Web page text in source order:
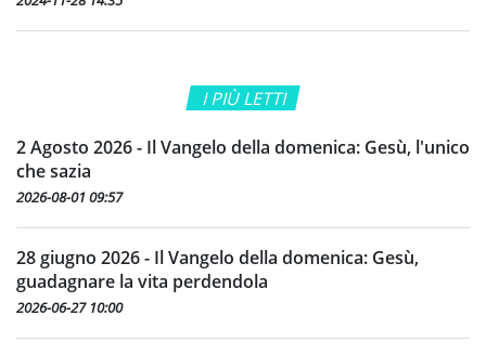
I PIÙ LETTI
2 Agosto 2026 - Il Vangelo della domenica: Gesù, l'unico
che sazia
2026-08-01 09:57
28 giugno 2026 - Il Vangelo della domenica: Gesù,
guadagnare la vita perdendola
2026-06-27 10:00